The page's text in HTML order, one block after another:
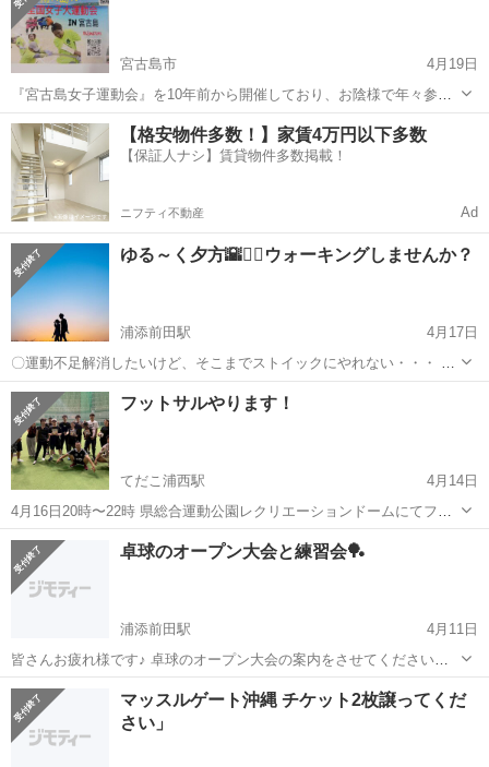
宮古島市
4月19日
『宮古島女子運動会』を10年前から開催しており、お陰様で年々参加
人数も増えてきました。 今回は『全国女子運動会』として、初めての
開催となります。 『ただ、ただ、笑って、転んで、楽しい運動会』と
なってます。 1人でも参加可能...
沖縄 宮古島市 スポーツ 運動会
【格安物件多数！】家賃4万円以下多数
【保証人ナシ】賃貸物件多数掲載！
ニフティ不動産 Ad
ゆる～く夕方🌇🏃‍♂️ウォーキングしませんか？
浦添前田駅
4月17日
〇運動不足解消したいけど、そこまでストイックにやれない・・・ 〇
友達が欲しい 〇休日夕方楽しめる仲間がほしい 〇おしゃべり相手が欲
しい なんでもOK！ ゆるーく歩きながら、サンセットの雰囲気一緒に
楽しみ...
沖縄 島尻郡 浦添前田駅 スポーツ
フットサルやります！
てだこ浦西駅
4月14日
4月16日20時〜22時 県総合運動公園レクリエーションドームにてフッ
トサルをやります⚽️ 参加費:500円 誰でも参加可能です。 新しい出会い
も増えるので誰でもお待ちしてます🙌
沖縄 てだこ浦西駅 スポーツ
卓球のオープン大会と練習会🏓
浦添前田駅
4月11日
皆さんお疲れ様です♪ 卓球のオープン大会の案内をさせてください。
「第16回P4マッチ高良杯と練習会」の案内 種目: シングルス 会場:
浦添市民体育館(武道場) ※開催日時: R8 5月2日(土曜) 開場12:1...
沖縄 浦添前田駅 スポーツ 大会
マッスルゲート沖縄 チケット2枚譲ってくだ
さい」